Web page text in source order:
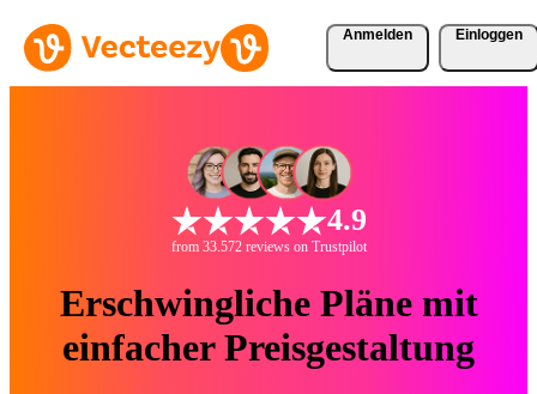
Anmelden Einloggen
4.9
from 33.572 reviews on Trustpilot
Erschwingliche Pläne mit
einfacher Preisgestaltung